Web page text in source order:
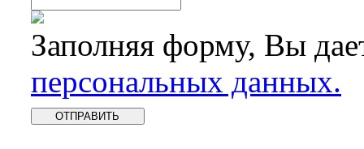
Заполняя форму, Вы
персональных данных.